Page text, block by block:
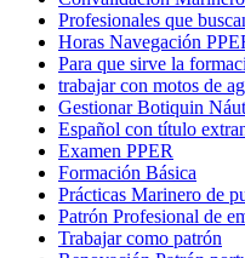
Profesionales que
Horas Navegación
Para que sirve la
trabajar con motos de
Gestionar Botiquin
Español con título
Examen PPER
Formación Básica
Prácticas Marinero de
Patrón Profesional de
Trabajar como patrón